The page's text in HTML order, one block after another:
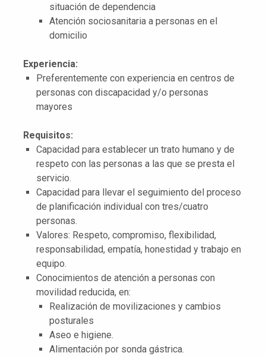
situación de dependencia
Atención sociosanitaria a personas en el
domicilio
Experiencia:
Preferentemente con experiencia en centros de
personas con discapacidad y/o personas
mayores
Requisitos:
Capacidad para establecer un trato humano y de
respeto con las personas a las que se presta el
servicio.
Capacidad para llevar el seguimiento del proceso
de planificación individual con tres/cuatro
personas.
Valores: Respeto, compromiso, flexibilidad,
responsabilidad, empatía, honestidad y trabajo en
equipo.
Conocimientos de atención a personas con
movilidad reducida, en:
Realización de movilizaciones y cambios
posturales
Aseo e higiene.
Alimentación por sonda gástrica.